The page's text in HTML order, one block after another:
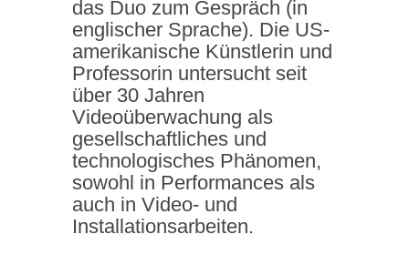
das Duo zum Gespräch (in
englischer Sprache). Die US-
amerikanische Künstlerin und
Professorin untersucht seit
über 30 Jahren
Videoüberwachung als
gesellschaftliches und
technologisches Phänomen,
sowohl in Performances als
auch in Video- und
Installationsarbeiten.